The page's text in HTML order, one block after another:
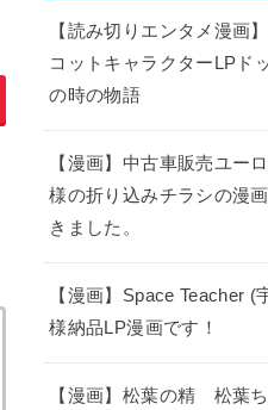
【読み切りエンタメ漫画
コットキャラクターLPド
の時の物語
【漫画】中古車販売ユー
様の折り込みチラシの漫
きました。
【漫画】Space Teacher (
様納品LP漫画です！
【漫画】松葉の精 松葉